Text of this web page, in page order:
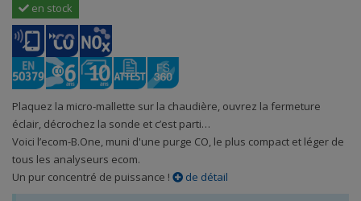
en stock
Plaquez la micro-mallette sur la chaudière, ouvrez la fermeture
éclair, décrochez la sonde et c’est parti…
Voici l’ecom-B.One, muni d'une purge CO, le plus compact et léger de
tous les analyseurs ecom.
Un pur concentré de puissance !
de détail